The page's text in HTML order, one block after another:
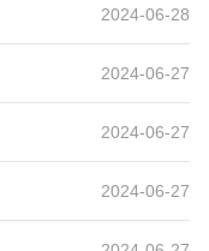
高钙石破碎生产
设计产能
2024-06-28
2024-06-27
2024-06-27
2024-06-27